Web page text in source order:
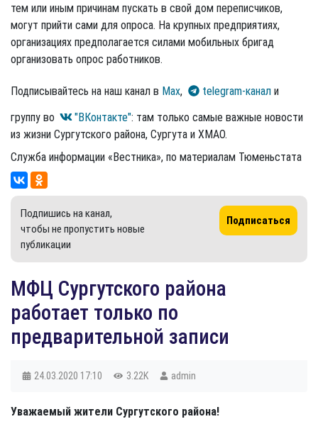
тем или иным причинам пускать в свой дом переписчиков,
могут прийти сами для опроса. На крупных предприятиях,
организациях предполагается силами мобильных бригад
организовать опрос работников.
Подписывайтесь на наш канал в Max, telegram-канал и
группу во
"ВКонтакте": там только самые важные новости
из жизни Сургутского района, Сургута и ХМАО.
Служба информации «Вестника», по материалам Тюменьстата
Подпишись на канал,
чтобы не пропустить новые
публикации
Подписаться
МФЦ Сургутского района
работает только по
предварительной записи
24.03.2020 17:10 3.22K admin
Уважаемый жители Сургутского района!